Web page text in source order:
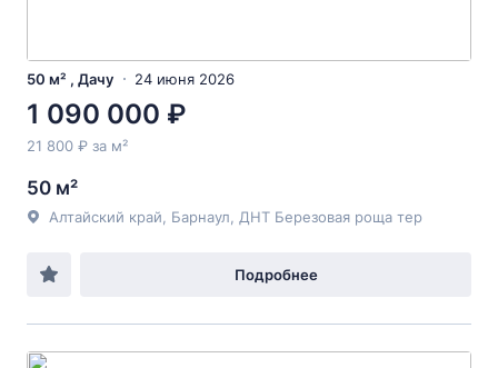
50 м² , Дачу 24 июня 2026
1 090 000 ₽
21 800 ₽ за м²
50 м²
Алтайский край, Барнаул, ДНТ Березовая роща тер
Подробнее